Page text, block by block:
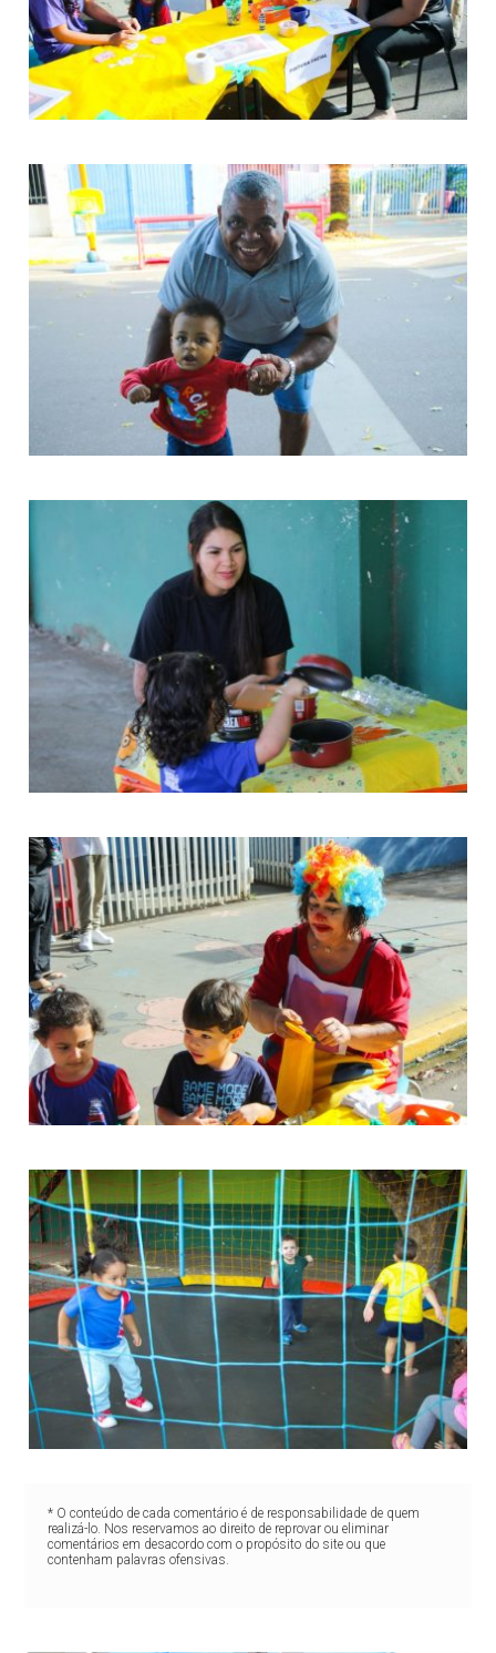
* O conteúdo de cada comentário é de responsabilidade de quem
realizá-lo. Nos reservamos ao direito de reprovar ou eliminar
comentários em desacordo com o propósito do site ou que
contenham palavras ofensivas.